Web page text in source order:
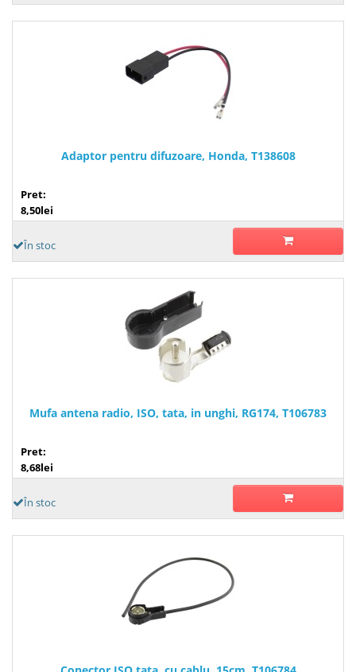
Adaptor pentru difuzoare, Honda, T138608
Pret:
8,50lei
În stoc
Mufa antena radio, ISO, tata, in unghi, RG174, T106783
Pret:
8,68lei
În stoc